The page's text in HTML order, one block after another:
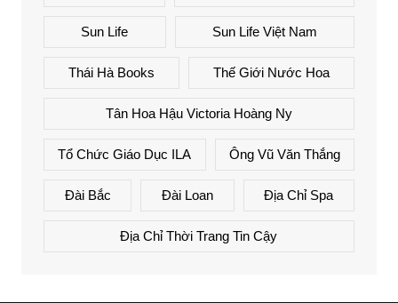
Sun Life Sun Life Việt Nam
Thái Hà Books Thế Giới Nước Hoa
Tân Hoa Hậu Victoria Hoàng Ny
Tổ Chức Giáo Dục ILA Ông Vũ Văn Thắng
Đài Bắc Đài Loan Địa Chỉ Spa
Địa Chỉ Thời Trang Tin Cậy